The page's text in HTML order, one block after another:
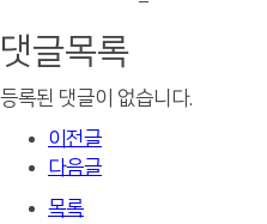
댓글목록
등록된 댓글이 없습니다.
이전글
다음글
목록